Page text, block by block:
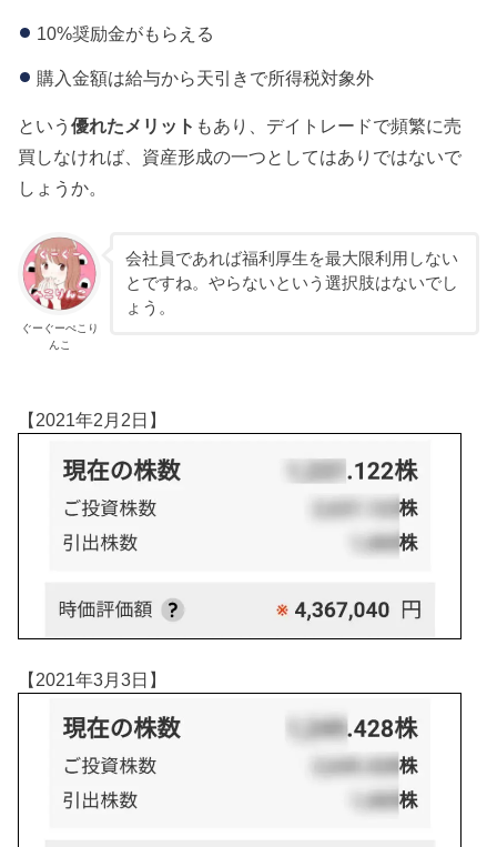
10%奨励金がもらえる
購入金額は給与から天引きで所得税対象外
という優れたメリット もあり、デイトレードで頻繁に売
買しなければ、資産形成の一つとしてはありではないで
しょうか。
ぐーぐーぺこり
んこ
会社員であれば福利厚生を最大限利用しない
とですね。やらないという選択肢はないでし
ょう。
【2021年2月2日】
【2021年3月3日】